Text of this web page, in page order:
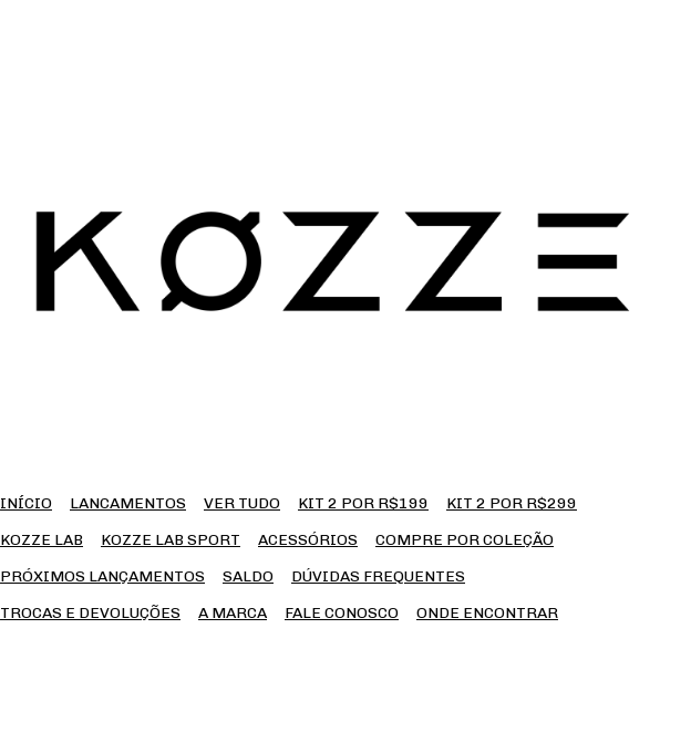
INÍCIO LANCAMENTOS VER TUDO KIT 2 POR R$199
KIT 2 POR R$299
KOZZE LAB
KOZZE LAB SPORT ACESSÓRIOS
COMPRE POR COLEÇÃO
PRÓXIMOS LANÇAMENTOS
SALDO
DÚVIDAS FREQUENTES
TROCAS E DEVOLUÇÕES
A MARCA FALE CONOSCO ONDE ENCONTRAR